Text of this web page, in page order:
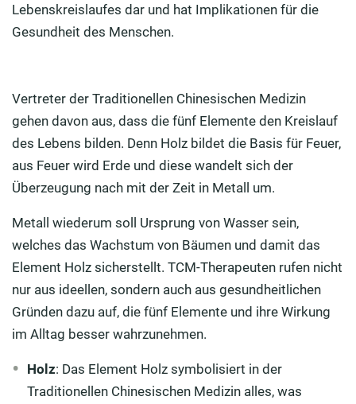
Lebenskreislaufes dar und hat Implikationen für die
Gesundheit des Menschen.
Vertreter der Traditionellen Chinesischen Medizin
gehen davon aus, dass die fünf Elemente den Kreislauf
des Lebens bilden. Denn Holz bildet die Basis für Feuer,
aus Feuer wird Erde und diese wandelt sich der
Überzeugung nach mit der Zeit in Metall um.
Metall wiederum soll Ursprung von Wasser sein,
welches das Wachstum von Bäumen und damit das
Element Holz sicherstellt. TCM-Therapeuten rufen nicht
nur aus ideellen, sondern auch aus gesundheitlichen
Gründen dazu auf, die fünf Elemente und ihre Wirkung
im Alltag besser wahrzunehmen.
Holz: Das Element Holz symbolisiert in der
Traditionellen Chinesischen Medizin alles, was